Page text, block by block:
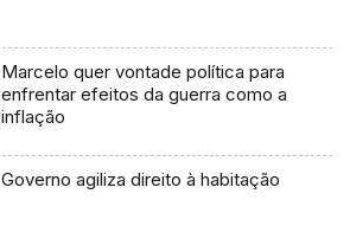
Marcelo quer vontade política para
enfrentar efeitos da guerra como a
inflação
Governo agiliza direito à habitação